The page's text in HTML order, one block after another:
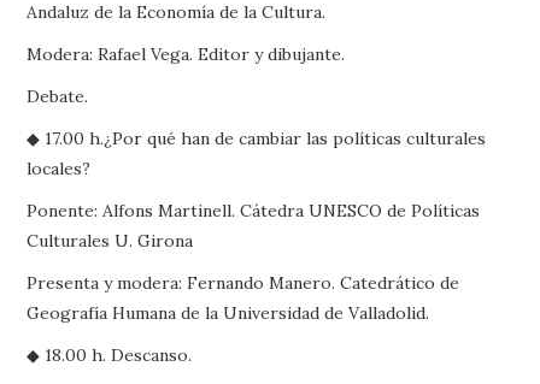
Andaluz de la Economía de la Cultura.
Modera: Rafael Vega. Editor y dibujante.
Debate.
◆ 17.00 h.¿Por qué han de cambiar las políticas culturales
locales?
Ponente: Alfons Martinell. Cátedra UNESCO de Políticas
Culturales U. Girona
Presenta y modera: Fernando Manero. Catedrático de
Geografía Humana de la Universidad de Valladolid.
◆ 18.00 h. Descanso.